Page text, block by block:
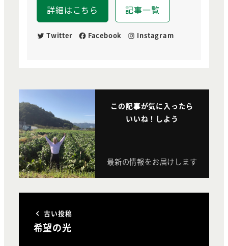
詳細はこちら 記事一覧
Twitter Facebook Instagram
この記事が気に入ったら
いいね！しよう
最新の情報をお届けします
古い投稿
希望の光